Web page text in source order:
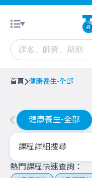
首頁 健康養生-全部
健康養生-全部
課程詳細搜尋
熱門課程快速查詢